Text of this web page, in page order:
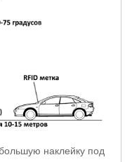
наклейку под